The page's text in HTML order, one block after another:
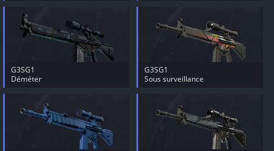
G3SG1
Déméter
G3SG1
Sous surveillance